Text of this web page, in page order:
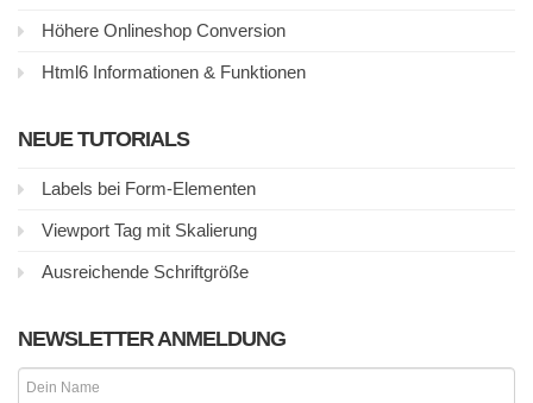
Höhere Onlineshop Conversion
Html6 Informationen & Funktionen
NEUE TUTORIALS
Labels bei Form-Elementen
Viewport Tag mit Skalierung
Ausreichende Schriftgröße
NEWSLETTER ANMELDUNG